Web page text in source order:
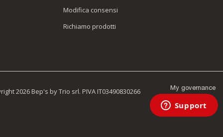
Modifica consensi
Richiamo prodotti
My governance
2026 Bep's by Trio srl. PIVA IT03490830266